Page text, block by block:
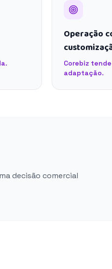
Operação
Corebiz
adaptação.
decisão comercial